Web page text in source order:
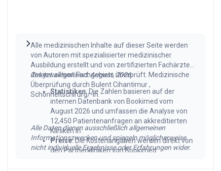
Alle medizinischen Inhalte auf dieser Seite werden
von Autoren mit spezialisierter medizinischer
Ausbildung erstellt und von zertifizierten Fachärzten
des jeweiligen Fachgebiets überprüft. Medizinische
Überprüfung durch Bulent Cihantimur ,
Schönheitschirurg/-in.
Zuletzt aktualisiert: August, 2026.
Statistiken: Die Zahlen basieren auf der
internen Datenbank von Bookimed vom
August 2026 und umfassen die Analyse von
12,450 Patientenanfragen an akkreditierten
Kliniken in .
Preise: Die Kostenangaben werden direkt von
den Partnerkliniken von Bookimed
Alle Daten dienen ausschließlich allgemeinen
Informationszwecken und spiegeln möglicherweise
nicht individuelle Ergebnisse oder Erfahrungen wider.